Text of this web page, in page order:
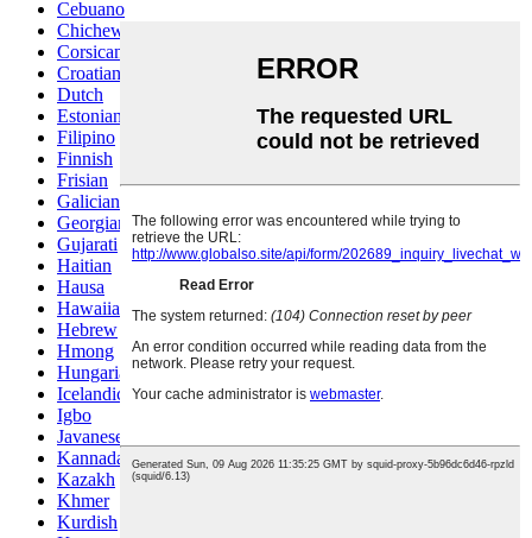
Cebuano
Chichewa
Corsican
Croatian
Dutch
Estonian
Filipino
Finnish
Frisian
Galician
Georgian
Gujarati
Haitian
Hausa
Hawaiian
Hebrew
Hmong
Hungarian
Icelandic
Igbo
Javanese
Kannada
Kazakh
Khmer
Kurdish